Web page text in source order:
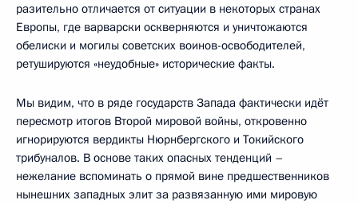
разительно отличается от ситуации в некоторых странах
Европы, где варварски оскверняются и уничтожаются
обелиски и могилы советских воинов-освободителей,
ретушируются «неудобные» исторические факты.
Мы видим, что в ряде государств Запада фактически идёт
пересмотр итогов Второй мировой войны, откровенно
игнорируются вердикты Нюрнбергского и Токийского
трибуналов. В основе таких опасных тенденций –
нежелание вспоминать о прямой вине предшественников
нынешних западных элит за развязанную ими мировую